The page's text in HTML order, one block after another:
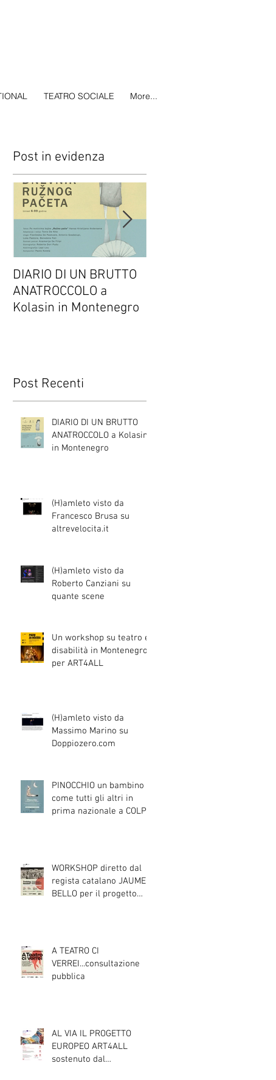
TEATRO SOCIALE More...
Post in evidenza
DIARIO DI UN BRUTTO
ANATROCCOLO a
Kolasin in Montenegro
Post Recenti
DIARIO DI UN BRUTTO
ANATROCCOLO a Kolasin
in Montenegro
(H)amleto visto da
Francesco Brusa su
altrevelocita.it
(H)amleto visto da
Roberto Canziani su
quante scene
Un workshop su teatro e
disabilità in Montenegro
per ART4ALL
(H)amleto visto da
Massimo Marino su
Doppiozero.com
PINOCCHIO un bambino
come tutti gli altri in
prima nazionale a COLPI
WORKSHOP diretto dal
regista catalano JAUME
BELLO per il progetto
nelle attività teatrali
A TEATRO CI
VERREI...consultazione
pubblica
AL VIA IL PROGETTO
EUROPEO ART4ALL
sostenuto dal